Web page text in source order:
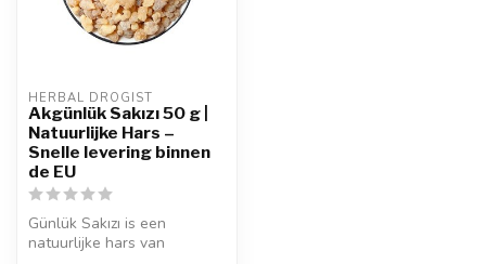
HERBAL DROGIST
Akgünlük Sakızı 50 g |
Natuurlijke Hars –
Snelle levering binnen
de EU
Günlük Sakızı is een
natuurlijke hars van